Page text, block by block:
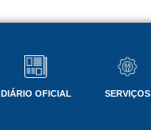
DIÁRIO OFICIAL SERVIÇOS